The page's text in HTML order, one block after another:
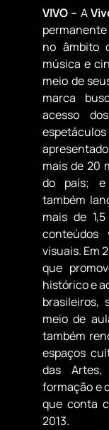
VIVO – A
no âmbito
música e
meio de
marca
acesso
espetáculos
mais de 20
do país; e
também
mais de
visuais. Em
que
histórico e
brasileiros,
meio de
também
espaços
das
formação e
que conta
2013.